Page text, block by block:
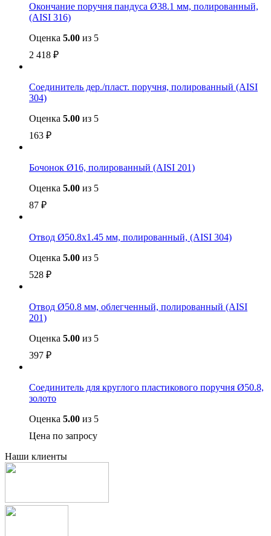
Окончание поручня пандуса Ø38.1 мм, полированный,
(AISI 316)
Оценка 5.00 из 5
2 418 ₽
Соединитель дер./пласт. поручня, полированный (AISI
304)
Оценка 5.00 из 5
163 ₽
Бочонок Ø16, полированный (AISI 201)
Оценка 5.00 из 5
87 ₽
Отвод Ø50.8х1.45 мм, полированный, (AISI 304)
Оценка 5.00 из 5
528 ₽
Отвод Ø50.8 мм, облегченный, полированный (AISI
201)
Оценка 5.00 из 5
397 ₽
Соединитель для круглого пластикового поручня Ø50.8,
золото
Оценка 5.00 из 5
Цена по запросу
Наши клиенты